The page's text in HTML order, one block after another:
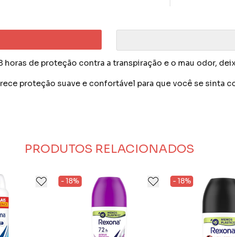
de proteção contra a transpiração e o mau odor,
proteção suave e confortável para que você se sinta
PRODUTOS RELACIONADOS
- 18% - 18%